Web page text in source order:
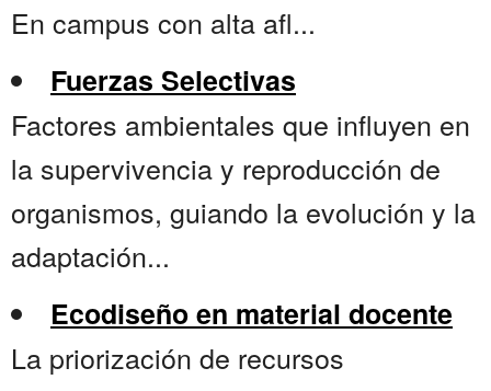
En campus con alta afl...
Fuerzas Selectivas
Factores ambientales que influyen en
la supervivencia y reproducción de
organismos, guiando la evolución y la
adaptación...
Ecodiseño en material docente
La priorización de recursos